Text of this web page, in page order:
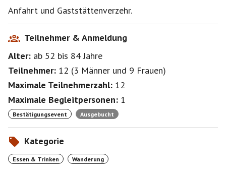
Anfahrt und Gaststättenverzehr.
Teilnehmer & Anmeldung
Alter: ab 52 bis 84Jahre
Teilnehmer: 12 (3 Männer und 9 Frauen)
Maximale Teilnehmerzahl: 12
Maximale Begleitpersonen: 1
Bestätigungsevent Ausgebucht
Kategorie
Essen & Trinken Wanderung